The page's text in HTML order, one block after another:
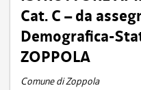
Cat. C – da
Demografica-
ZOPPOLA
Comune di Zoppola